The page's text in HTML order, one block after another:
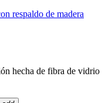
hecha de fibra de vidrio